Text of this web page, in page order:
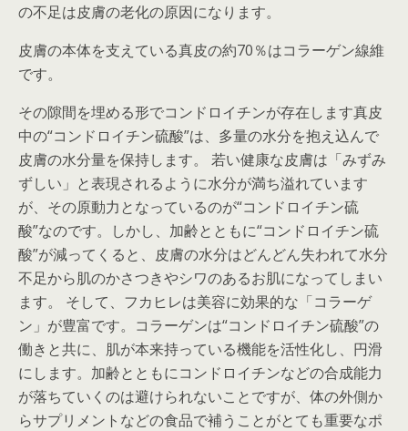
の不足は皮膚の老化の原因になります。
皮膚の本体を支えている真皮の約70％はコラーゲン線維
です。
その隙間を埋める形でコンドロイチンが存在します真皮
中の“コンドロイチン硫酸”は、多量の水分を抱え込んで
皮膚の水分量を保持します。 若い健康な皮膚は「みずみ
ずしい」と表現されるように水分が満ち溢れています
が、その原動力となっているのが“コンドロイチン硫
酸”なのです。しかし、加齢とともに“コンドロイチン硫
酸”が減ってくると、皮膚の水分はどんどん失われて水分
不足から肌のかさつきやシワのあるお肌になってしまい
ます。 そして、フカヒレは美容に効果的な「コラーゲ
ン」が豊富です。コラーゲンは“コンドロイチン硫酸”の
働きと共に、肌が本来持っている機能を活性化し、円滑
にします。加齢とともにコンドロイチンなどの合成能力
が落ちていくのは避けられないことですが、体の外側か
らサプリメントなどの食品で補うことがとても重要なポ